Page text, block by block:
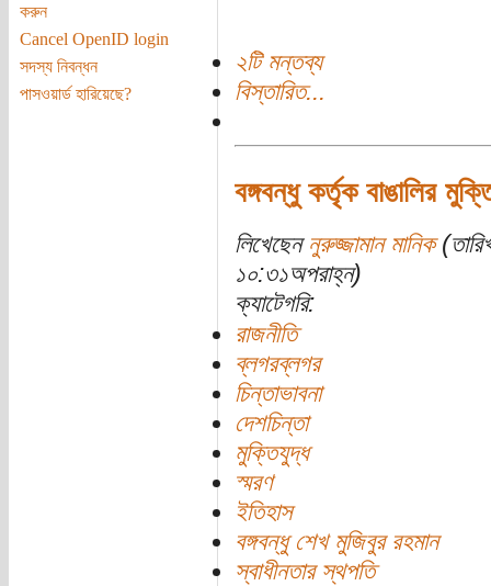
করুন
Cancel OpenID login
সদস্য নিবন্ধন
পাসওয়ার্ড হারিয়েছে?
২টি মন্তব্য
বিস্তারিত...
বঙ্গবন্ধু কর্তৃক বাঙালির
লিখেছেন নুরুজ্জামান মানিক
১০:৩১অপরাহ্ন)
ক্যাটেগরি:
রাজনীতি
ব্লগরব্লগর
চিন্তাভাবনা
দেশচিন্তা
মুক্তিযুদ্ধ
স্মরণ
ইতিহাস
বঙ্গবন্ধু শেখ মুজিবুর রহমান
স্বাধীনতার স্থপতি